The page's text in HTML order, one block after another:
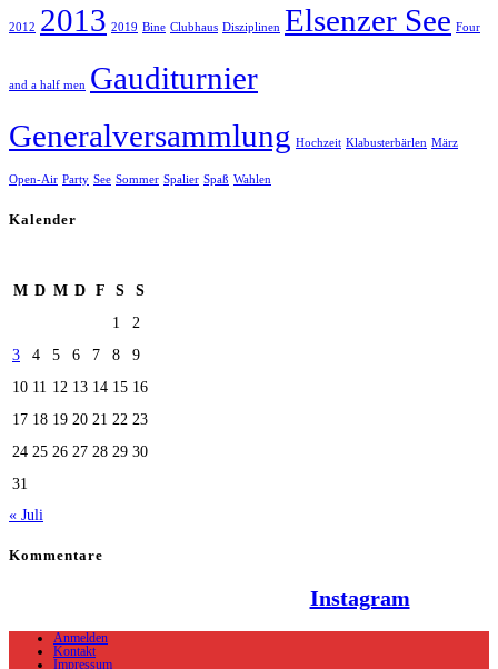
2012 2013 2019 Bine Clubhaus Disziplinen Elsenzer See Four
and a half men Gauditurnier
Generalversammlung Hochzeit Klabusterbärlen März
Open-Air Party See Sommer Spalier Spaß Wahlen
Kalender
M D M D F S
S
1
2
3
4 5 6 7 8
9
10 11 12 13 14 15 16
17 18 19 20 21 22 23
24 25 26 27 28 29 30
31
« Juli
Kommentare
Instagram
Anmelden
Kontakt
Impressum